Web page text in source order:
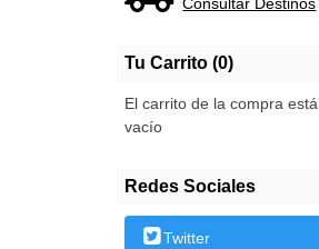
Consultar Destinos
Tu Carrito (0)
El carrito de la compra está
vacío
Redes Sociales
Twitter